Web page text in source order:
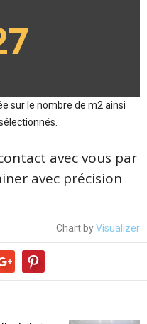
sur le nombre de m2 ainsi
avec vous par
avec précision
Chart byVisualizer